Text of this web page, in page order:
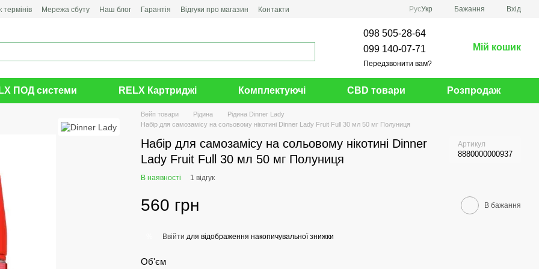
Мережа сбуту Наш блог Гарантія Відгуки про магазин Контакти РусУкр Бажання Вхід
098 505-28-64
099 140-07-71
Передзвонити вам?
Мій кошик
ПОД системи RELX Картриджі Комплектуючі CBD товари Розпродаж
Вейп товари Рідина
Рідина Dinner Lady
Набір для самозамісу на сольовому нікотині Dinner Lady Fruit Full 30 мл 50 мг Полуниця
Набір для самозамісу на сольовому нікотині Dinner
Lady Fruit Full 30 мл 50 мг Полуниця
Артикул
8880000000937
В наявності 1 відгук
560 грн В бажання
Ввійти для відображення накопичувальної знижки
Об'єм